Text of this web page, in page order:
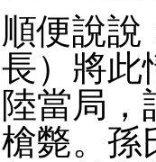
順便說說
長）將此
陸當局，
槍斃。孫